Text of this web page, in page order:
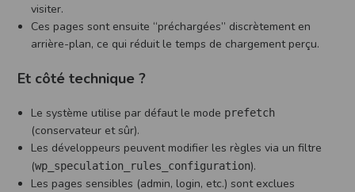
visiter.
Ces pages sont ensuite “préchargées” discrètement en
arrière-plan, ce qui réduit le temps de chargement perçu.
Et côté technique ?
Le système utilise par défaut le mode prefetch
(conservateur et sûr).
Les développeurs peuvent modifier les règles via un filtre
(wp_speculation_rules_configuration).
Les pages sensibles (admin, login, etc.) sont exclues